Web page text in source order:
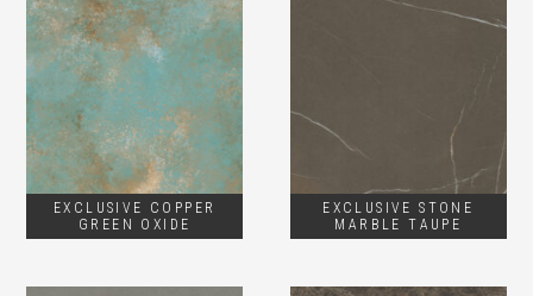
EXCLUSIVE COPPER
GREEN OXIDE
EXCLUSIVE STONE
MARBLE TAUPE